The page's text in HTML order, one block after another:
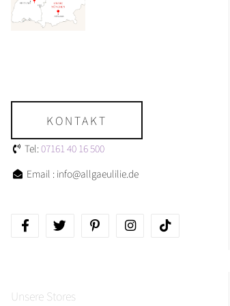
KONTAKT
Tel: 07161 40 16 500
Email : info@allgaeulilie.de
Unsere Stores